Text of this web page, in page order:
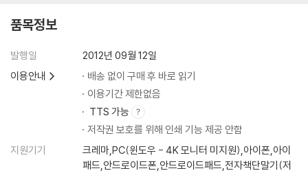
품목정보
발행일
2012년 09월 12일
이용안내
배송 없이 구매 후 바로 읽기
이용기간 제한없음
TTS 가능
저작권 보호를 위해 인쇄 기능 제공 안함
지원기기
크레마,PC(윈도우 - 4K 모니터 미지원),아이폰,아이
패드,안드로이드폰,안드로이드패드,전자책단말기(저